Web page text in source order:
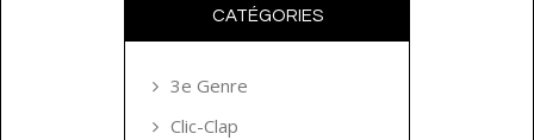
CATÉGORIES
3e Genre
Clic-Clap